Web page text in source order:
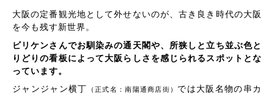
大阪の定番観光地として外せないのが、古き良き時代の大阪
を今も残す新世界。
ビリケンさんでお馴染みの通天閣や、所狭しと立ち並ぶ色と
りどりの看板によって大阪らしさを感じられるスポットとな
っています。
ジャンジャン横丁
（正式名：南陽通商店街） では大阪名物の串カ